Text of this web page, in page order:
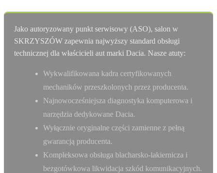
Jako autoryzowany punkt serwisowy (ASO), salon w
SKRZYSZÓW zapewnia najwyższy standard obsługi
technicznej dla właścicieli aut marki Dacia. Nasze atuty:
Wykwalifikowana kadra certyfikowanych
mechaników przeszkolonych przez producenta.
Najnowocześniejsza diagnostyka komputerowa i
narzędzia dedykowane Dacia.
Wyłącznie oryginalne części zamienne z pełną
gwarancją producenta.
Kompleksowa obsługa blacharsko-lakiernicza i
bezgotówkowa likwidacja szkód komunikacyjnych.